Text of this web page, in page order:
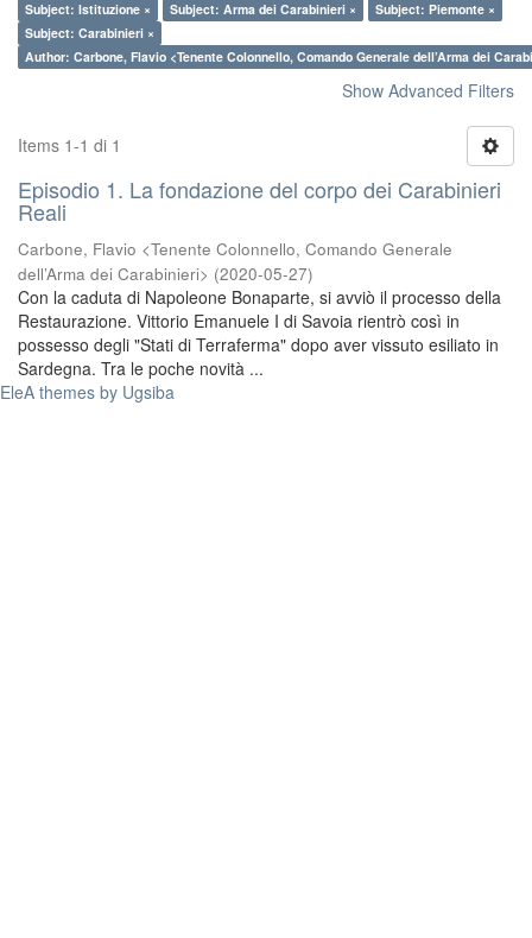
Subject: Istituzione ×
Subject: Arma dei Carabinieri ×
Subject: Piemonte ×
Subject: Carabinieri ×
Author: Carbone, Flavio <Tenente Colonnello, Comando Generale dell’Arma dei
Show Advanced Filters
Items 1-1 di 1
Episodio 1. La fondazione del corpo dei Carabinieri
Reali
Carbone, Flavio <Tenente Colonnello, Comando Generale
dell’Arma dei Carabinieri> (2020-05-27)
Con la caduta di Napoleone Bonaparte, si avviò il processo della
Restaurazione. Vittorio Emanuele I di Savoia rientrò così in
possesso degli "Stati di Terraferma" dopo aver vissuto esiliato in
Sardegna. Tra le poche novità ...
EleA themes by Ugsiba